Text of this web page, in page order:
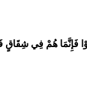
فَإِنَّمَا هُمْ فِي شِقَاقٍ